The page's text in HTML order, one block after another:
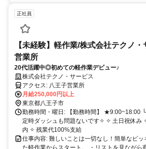
正社員
【未経験】軽作業/株式会社テクノ
営業所
20代活躍中◎初めての軽作業デビュー♪
株式会社テクノ・サービス
アクセス: 八王子営業所
月給250,000円以上
東京都八王子市
勤務時間・曜日: 【勤務時間】 ★9:00~18:00
定時ダッシュも問題ないです✧ ✧ 土日祝休み
内 ✧ 残業代100%支給
仕事内容: 難しいことは一切なし！簡単なピ
た軽作業からスタート。 ・リストを見ながら